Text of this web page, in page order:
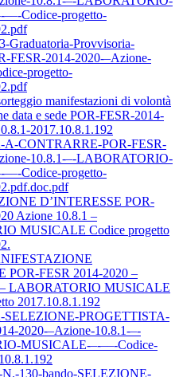
Codice-progetto-
Graduatoria-Provvisoria-
FESR-2014-2020-–Azione-
progetto-
manifestazioni di volontà
data e sede POR-FESR-2014-
2017.10.8.1.192
CONTRARRE-POR-FESR-
10.8.1-–-LABORATORIO-
Codice-progetto-
D’INTERESSE POR-
Azione 10.8.1 –
MUSICALE Codice progetto
POR-FESR 2014-2020 –
– LABORATORIO MUSICALE
2017.10.8.1.192
PROGETTISTA-
2020-–Azione-10.8.1-–-
MUSICALE-–-––-Codice-
130-bando-SELEZIONE-